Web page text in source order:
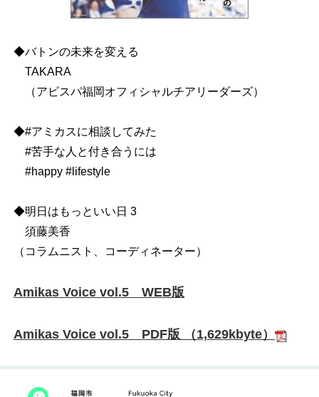
◆バトンの未来を変える
TAKARA
（アビスパ福岡オフィシャルチアリーダーズ）
◆#アミカスに相談してみた
#苦手な人と付き合うには
#happy #lifestyle
◆明日はもっといい日 3
須藤美香
（コラムニスト、コーディネーター）
Amikas Voice vol.5 WEB版
Amikas Voice vol.5 PDF版 （1,629kbyte）